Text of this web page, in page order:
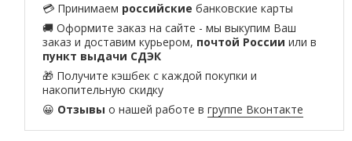
💳 Принимаем российские банковские карты
🚚 Оформите заказ на сайте - мы выкупим Ваш
заказ и доставим курьером, почтой России или в
пункт выдачи СДЭК
🎁 Получите кэшбек с каждой покупки и
накопительную скидку
😀 Отзывы о нашей работе вгруппе Вконтакте